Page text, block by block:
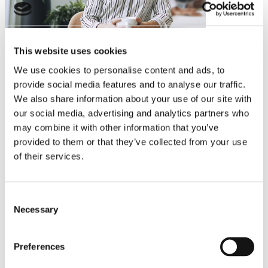
This website uses cookies
We use cookies to personalise content and ads, to
provide social media features and to analyse our traffic.
We also share information about your use of our site with
our social media, advertising and analytics partners who
may combine it with other information that you’ve
provided to them or that they’ve collected from your use
of their services.
Selection
Necessary
Preferences